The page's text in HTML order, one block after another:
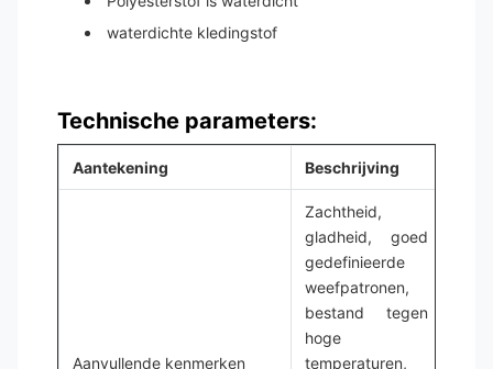
waterdichte kledingstof
Technische parameters:
Aantekening Beschrijving
Aanvullende kenmerken
Zachtheid,
gladheid, goed
gedefinieerde
weefpatronen,
bestand tegen
hoge
temperaturen,